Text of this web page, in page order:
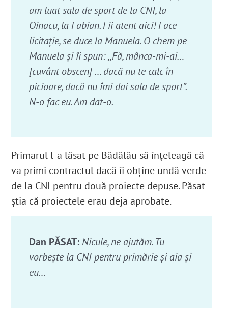
am luat sala de sport de la CNI, la
Oinacu, la Fabian. Fii atent aici! Face
licitaţie, se duce la Manuela. O chem pe
Manuela şi îi spun: ,,Fă, mânca-mi-ai…
[cuvânt obscen] … dacă nu te calc în
picioare, dacă nu îmi dai sala de sport”.
N-o fac eu. Am dat-o.
Primarul l-a lăsat pe Bădălău să înțeleagă că
va primi contractul dacă îi obține undă verde
de la CNI pentru două proiecte depuse. Păsat
știa că proiectele erau deja aprobate.
Dan PĂSAT: Nicule, ne ajutăm. Tu
vorbeşte la CNI pentru primărie şi aia şi
eu…